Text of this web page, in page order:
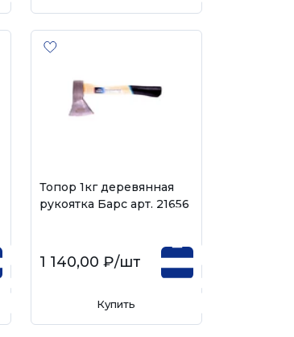
Топор 1кг деревянная
рукоятка Барс арт. 21656
1 140,00 ₽/шт
Купить